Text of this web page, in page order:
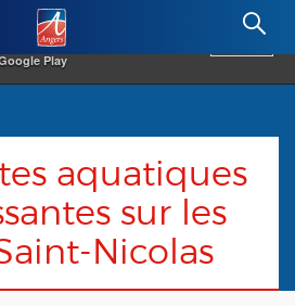
Play
Angers.fr : Retour à l'accueil
aquatiques
sur les
Nicolas